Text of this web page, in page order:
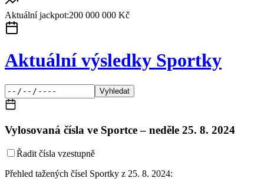
Aktuální jackpot:200 000 000 Kč
Aktuální výsledky Sportky
Vyhledat
Vylosovaná čísla ve Sportce – neděle 25. 8. 2024
Řadit čísla vzestupně
Přehled tažených čísel Sportky z 25. 8. 2024: